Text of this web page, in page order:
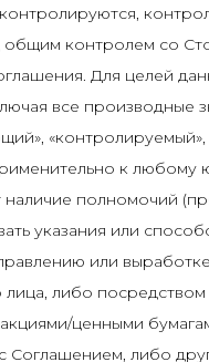
общим контролем со
Для целей
все производные
к любому
наличие полномочий
указания или
или
либо
ценными
Соглашением, либо